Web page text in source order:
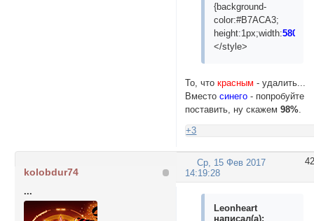
{background-
color:#B7ACA3;
height:1px;width:580px
</style>
То, чтокрасным - удалить...
Вместосинего - попробуйте
поставить, ну скажем98%.
+3
42
Ср, 15 Фев 2017
14:19:28
kolobdur74
...
Leonheart
написал(а):